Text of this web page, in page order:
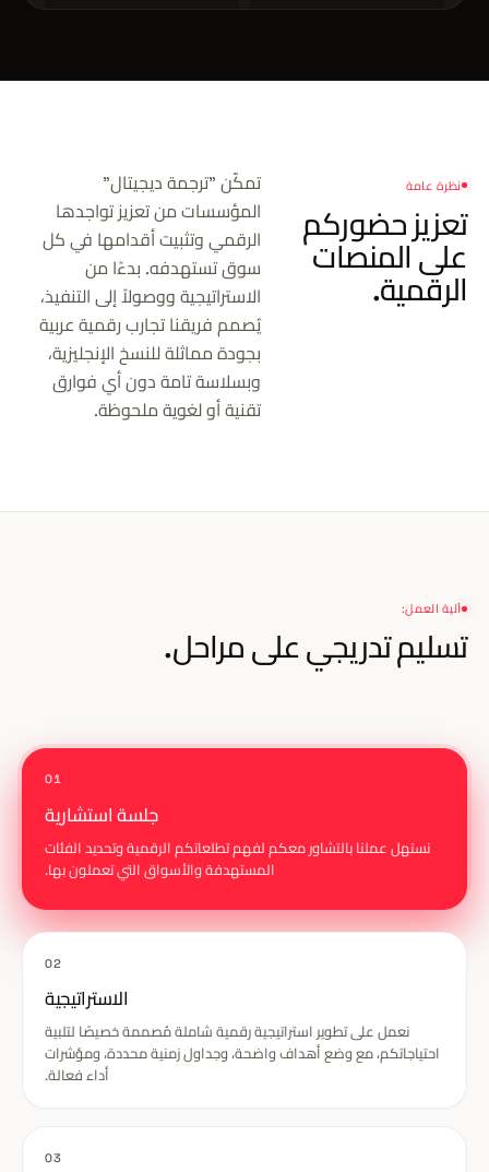
نظرة عامة
تعزيز حضوركم
على المنصات
الرقمية.
تمكّن "ترجمة ديجيتال"
المؤسسات من تعزيز تواجدها
الرقمي وتثبيت أقدامها في كل
سوق تستهدفه. بدءًا من
الاستراتيجية ووصولاً إلى التنفيذ،
يُصمم فريقنا تجارب رقمية عربية
بجودة مماثلة للنسخ الإنجليزية،
وبسلاسة تامة دون أي فوارق
تقنية أو لغوية ملحوظة.
آلية العمل:
تسليم تدريجي على مراحل.
01
جلسة استشارية
نستهل عملنا بالتشاور معكم لفهم تطلعاتكم الرقمية وتحديد الفئات
المستهدفة والأسواق التي تعملون بها.
02
الاستراتيجية
نعمل على تطوير استراتيجية رقمية شاملة مُصممة خصيصًا لتلبية
احتياجاتكم، مع وضع أهداف واضحة، وجداول زمنية محددة، ومؤشرات
أداء فعالة.
03